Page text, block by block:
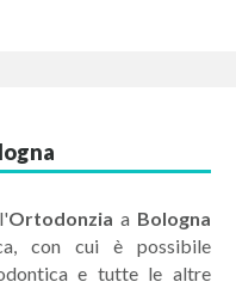
Ortodonzia a Bologna
con cui è possibile
e tutte le altre